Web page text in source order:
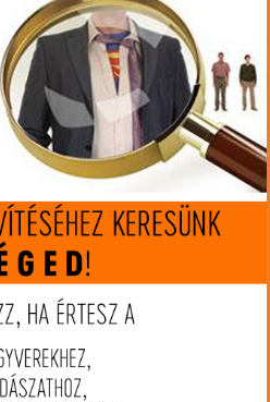
Kártyát igényelek
minőségével és mérnöki
minden olyan lövész számára
szerelékkel minden picatinny
a belső lábak amelyek 7075-T6
hőkezelt rozsdamentes acél